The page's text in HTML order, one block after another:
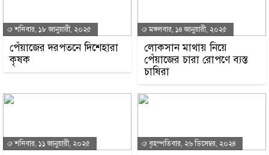
শনিবার, ১৮ জানুয়ারী, ২০২৫
পেঁয়াজের দরপতনে দিশেহারা
কৃষক
মঙ্গলবার, ১৪ জানুয়ারী, ২০২৫
লোকসান মাথায় নিয়ে
পেঁয়াজের চারা রোপণে ব্যস্ত
চাষিরা
শনিবার, ১১ জানুয়ারী, ২০২৫ বৃহস্পতিবার, ২৬ ডিসেম্বর, ২০২৪